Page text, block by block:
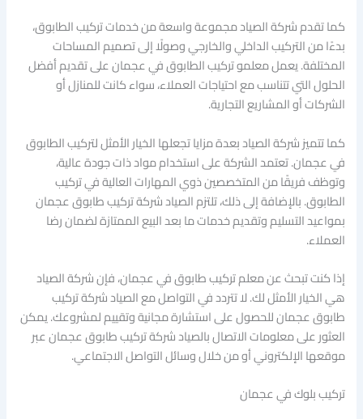
كما تقدم شركة الصياد مجموعة واسعة من خدمات تركيب الطابوق،
بدءًا من التركيب الداخلي والخارجي وصولًا إلى تصميم المساحات
المختلفة. يعمل معلمو تركيب الطابوق في عجمان على تقديم أفضل
الحلول التي تتناسب مع احتياجات العملاء، سواء كانت للمنازل أو
الشركات أو المشاريع التجارية.
كما تتميز شركة الصياد بعدة مزايا تجعلها الخيار الأمثل لتركيب الطابوق
في عجمان. تعتمد الشركة على استخدام مواد ذات جودة عالية،
وتوظف فريقًا من المتخصصين ذوي المهارات العالية في تركيب
الطابوق. بالإضافة إلى ذلك، تلتزم الصياد شركة تركيب طابوق عجمان
بمواعيد التسليم وتقديم خدمات ما بعد البيع الممتازة لضمان رضا
العملاء.
إذا كنت تبحث عن معلم تركيب طابوق في عجمان، فإن شركة الصياد
هي الخيار الأمثل لك. لا تتردد في التواصل مع الصياد شركة تركيب
طابوق عجمان للحصول على استشارة مجانية وتقييم لمشروعك. يمكن
العثور على معلومات الاتصال بالصياد شركة تركيب طابوق عجمان عبر
موقعها الإلكتروني أو من خلال وسائل التواصل الاجتماعي.
تركيب بلوك في عجمان